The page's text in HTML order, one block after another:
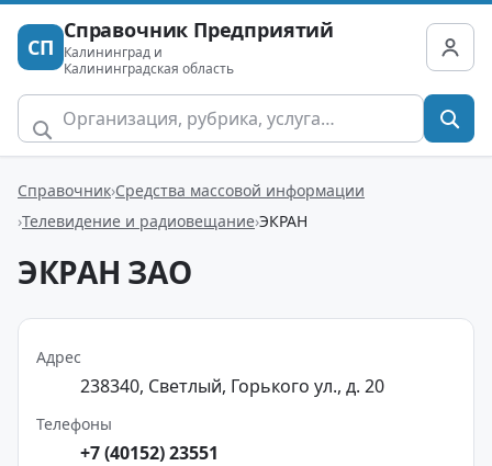
СП
Справочник Предприятий
Калининград и
Калининградская область
Справочник Средства массовой информации
Телевидение и радиовещание ЭКРАН
ЭКРАН ЗАО
Адрес
238340, Светлый, Горького ул., д. 20
Телефоны
+7 (40152) 23551